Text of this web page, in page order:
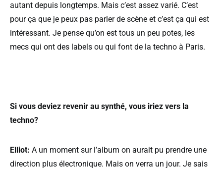
autant depuis longtemps. Mais c’est assez varié. C’est
pour ça que je peux pas parler de scène et c’est ça qui est
intéressant. Je pense qu’on est tous un peu potes, les
mecs qui ont des labels ou qui font de la techno à Paris.
Si vous deviez revenir au synthé, vous iriez vers la
techno?
Elliot: A un moment sur l’album on aurait pu prendre une
direction plus électronique. Mais on verra un jour. Je sais